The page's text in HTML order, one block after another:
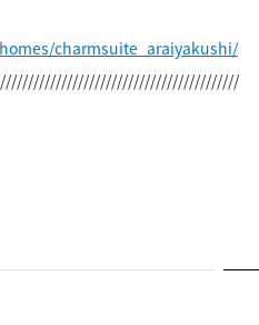
charmsuite_araiyakushi/